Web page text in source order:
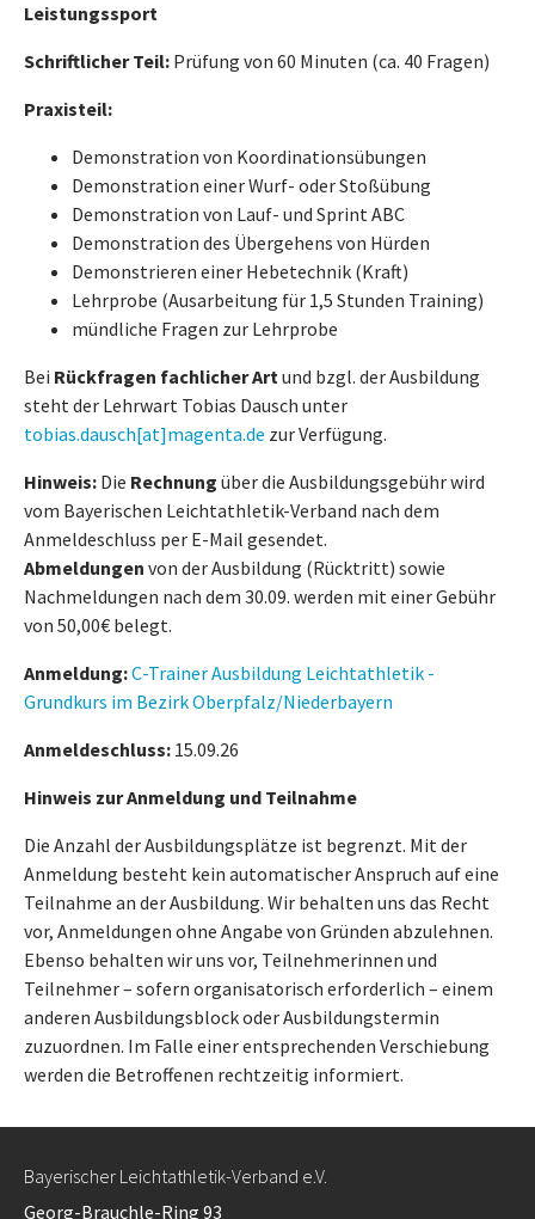
Leistungssport
Schriftlicher Teil: Prüfung von 60 Minuten (ca. 40 Fragen)
Praxisteil:
Demonstration von Koordinationsübungen
Demonstration einer Wurf- oder Stoßübung
Demonstration von Lauf- und Sprint ABC
Demonstration des Übergehens von Hürden
Demonstrieren einer Hebetechnik (Kraft)
Lehrprobe (Ausarbeitung für 1,5 Stunden Training)
mündliche Fragen zur Lehrprobe
Bei Rückfragen fachlicher Artund bzgl. der Ausbildung
steht der Lehrwart Tobias Dausch unter
tobias.dausch[at]magenta.de zur Verfügung.
Hinweis: Die Rechnung über die Ausbildungsgebühr wird
vom Bayerischen Leichtathletik-Verband nach dem
Anmeldeschluss per E-Mail gesendet.
Abmeldungen von der Ausbildung (Rücktritt) sowie
Nachmeldungen nach dem 30.09. werden mit einer Gebühr
von 50,00€ belegt.
Anmeldung:C-Trainer Ausbildung Leichtathletik -
Grundkurs im Bezirk Oberpfalz/Niederbayern
Anmeldeschluss: 15.09.26
Hinweis zur Anmeldung und Teilnahme
Die Anzahl der Ausbildungsplätze ist begrenzt. Mit der
Anmeldung besteht kein automatischer Anspruch auf eine
Teilnahme an der Ausbildung. Wir behalten uns das Recht
vor, Anmeldungen ohne Angabe von Gründen abzulehnen.
Ebenso behalten wir uns vor, Teilnehmerinnen und
Teilnehmer – sofern organisatorisch erforderlich – einem
anderen Ausbildungsblock oder Ausbildungstermin
zuzuordnen. Im Falle einer entsprechenden Verschiebung
werden die Betroffenen rechtzeitig informiert.
Bayerischer Leichtathletik-Verband e.V.
Georg-Brauchle-Ring 93